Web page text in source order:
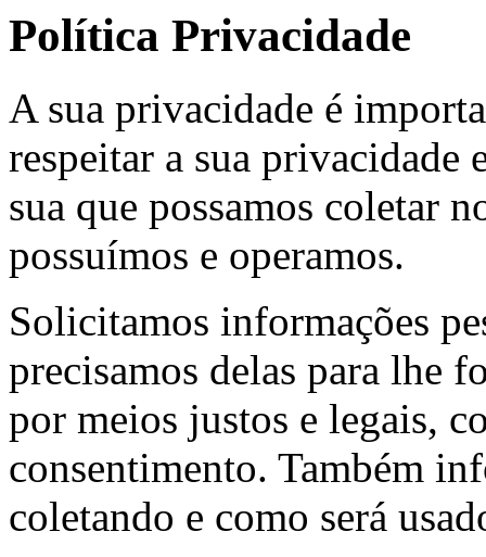
Política Privacidade
A sua privacidade é
respeitar a sua privacidade
sua que possamos coletar
possuímos e operamos.
Solicitamos informações
precisamos delas para lhe
por meios justos e legais,
consentimento. Também
coletando e como será